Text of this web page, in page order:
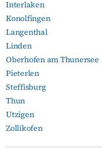
Interlaken
Konolfingen
Langenthal
Linden
Oberhofen am Thunersee
Pieterlen
Steffisburg
Thun
Utzigen
Zollikofen